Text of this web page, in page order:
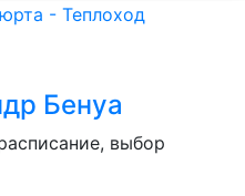
Бенуа
выбор